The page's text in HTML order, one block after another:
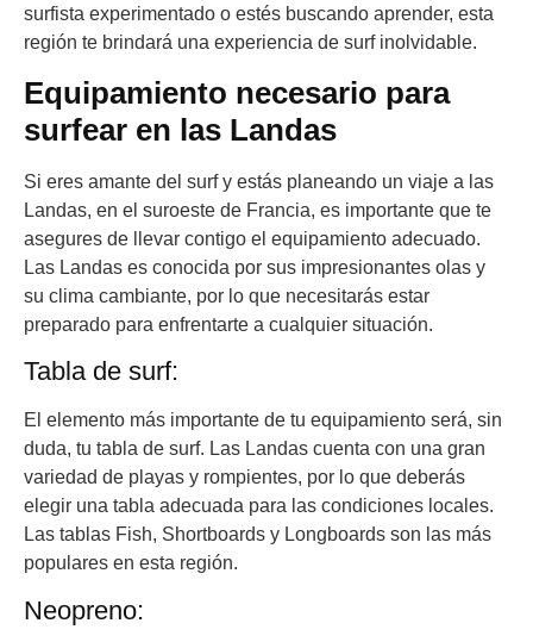
surfista experimentado o estés buscando aprender, esta
región te brindará una experiencia de surf inolvidable.
Equipamiento necesario para
surfear en las Landas
Si eres amante del surf y estás planeando un viaje a las
Landas, en el suroeste de Francia, es importante que te
asegures de llevar contigo el equipamiento adecuado.
Las Landas es conocida por sus impresionantes olas y
su clima cambiante, por lo que necesitarás estar
preparado para enfrentarte a cualquier situación.
Tabla de surf:
El elemento más importante de tu equipamiento será, sin
duda, tu tabla de surf. Las Landas cuenta con una gran
variedad de playas y rompientes, por lo que deberás
elegir una tabla adecuada para las condiciones locales.
Las tablas Fish, Shortboards y Longboards son las más
populares en esta región.
Neopreno: